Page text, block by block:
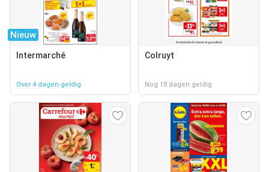
Nieuw
Intermarché
Over 4 dagen geldig
Colruyt
Nog 18 dagen geldig